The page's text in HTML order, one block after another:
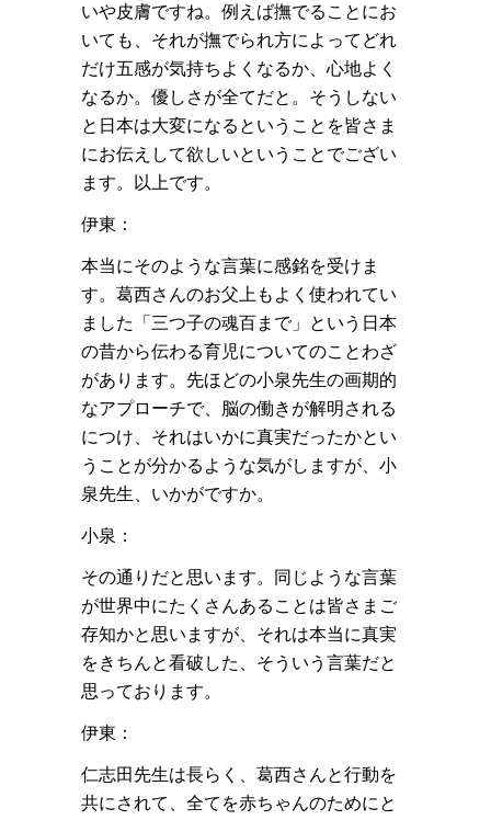
いや皮膚ですね。例えば撫でることにお
いても、それが撫でられ方によってどれ
だけ五感が気持ちよくなるか、心地よく
なるか。優しさが全てだと。そうしない
と日本は大変になるということを皆さま
にお伝えして欲しいということでござい
ます。以上です。
伊東：
本当にそのような言葉に感銘を受けま
す。葛西さんのお父上もよく使われてい
ました「三つ子の魂百まで」という日本
の昔から伝わる育児についてのことわざ
があります。先ほどの小泉先生の画期的
なアプローチで、脳の働きが解明される
につけ、それはいかに真実だったかとい
うことが分かるような気がしますが、小
泉先生、いかがですか。
小泉：
その通りだと思います。同じような言葉
が世界中にたくさんあることは皆さまご
存知かと思いますが、それは本当に真実
をきちんと看破した、そういう言葉だと
思っております。
伊東：
仁志田先生は長らく、葛西さんと行動を
共にされて、全てを赤ちゃんのためにと